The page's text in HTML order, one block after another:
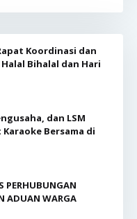
Koordinasi dan
Bihalal dan Hari
dan LSM
Bersama di
PERHUBUNGAN
ADUAN WARGA